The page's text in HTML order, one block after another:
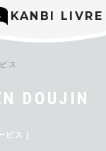
KANBI LIVRE
DOUJIN
ビス
ス